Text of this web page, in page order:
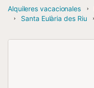
Alquileres vacacionales
Santa Eulària des Riu